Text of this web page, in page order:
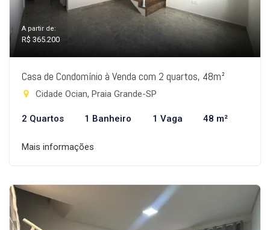
A partir de:
R$ 365.200
Casa de Condomínio à Venda com 2 quartos, 48m²
Cidade Ocian, Praia Grande-SP
2 Quartos 1 Banheiro 1 Vaga 48 m²
Mais informações